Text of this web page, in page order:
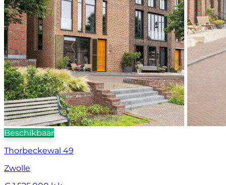
Beschikbaar
Thorbeckewal 49
Zwolle